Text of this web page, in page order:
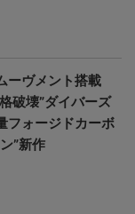
ーヴメント搭載
破壊”ダイバーズ
フォージドカーボ
”新作